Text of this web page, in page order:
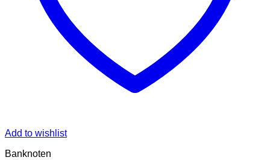
Add to wishlist
Banknoten